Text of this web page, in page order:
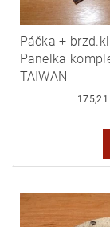
Páčka +
Panelka
TAIWAN